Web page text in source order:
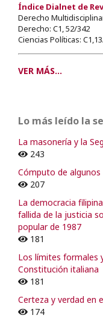
Índice Dialnet de
Derecho
Derecho: C1, 52/342
Ciencias Políticas:
VER MÁS...
Lo más leído la
La masonería y la
243
Cómputo de
207
La democracia
fallida de la justicia
popular de 1987
181
Los límites formales
Constitución italiana
181
Certeza y verdad en
174